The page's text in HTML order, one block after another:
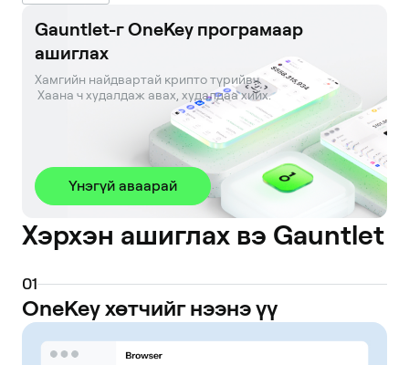
Gauntlet-г OneKey програмаар
ашиглах
Хамгийн найдвартай крипто түрийвч.
Хаана ч худалдаж авах, худалдаа хийх.
Үнэгүй аваарай
Хэрхэн ашиглах вэ Gauntlet
01
OneKey хөтчийг нээнэ үү